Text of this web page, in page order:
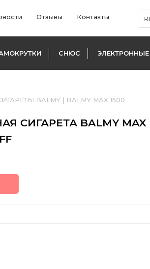
Отзывы Контакты
СНЮС ЭЛЕКТРОННЫЕ
BALMY | BALMY MAX 1500
BALMY MAX